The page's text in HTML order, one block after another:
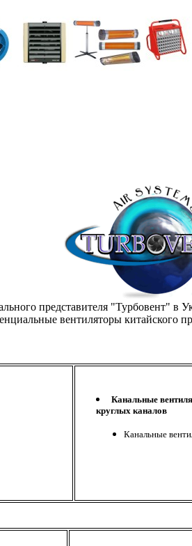
представителя "Турбовент" в
вентиляторы китайского
Канальные
круглых каналов
Канальные